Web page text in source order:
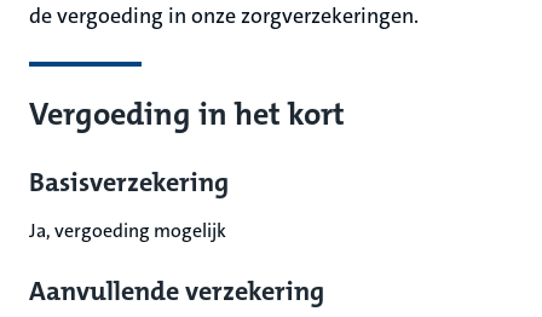
de vergoeding in onze zorgverzekeringen.
Vergoeding in het kort
Basisverzekering
Ja, vergoeding mogelijk
Aanvullende verzekering